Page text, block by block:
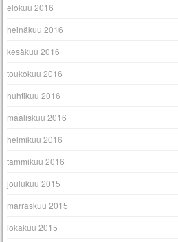
elokuu 2016
heinäkuu 2016
kesäkuu 2016
toukokuu 2016
huhtikuu 2016
maaliskuu 2016
helmikuu 2016
tammikuu 2016
joulukuu 2015
marraskuu 2015
lokakuu 2015